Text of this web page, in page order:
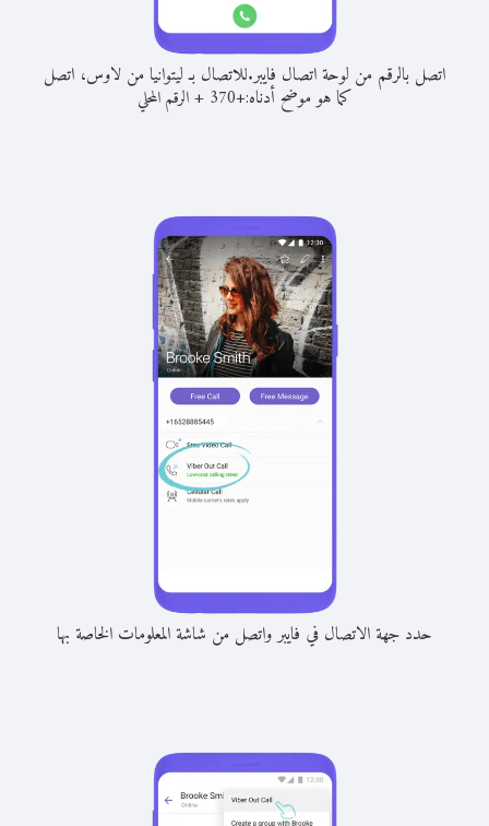
اتصل بالرقم من لوحة اتصال فايبر.للاتصال بـ ليتوانيا من لاوس، اتصل
كما هو موضح أدناه:+
370
+الرقم المحلي
حدد جهة الاتصال في فايبر واتصل من شاشة المعلومات الخاصة بها